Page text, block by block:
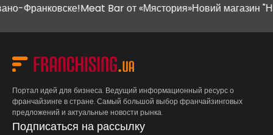
Meat Bar от «Мястория»Новий магазин "Наш
Портал идей для бизнеса. Ведущий информационный ресурс о
франчайзинге в стране. Самый большой выбор франчайзинговых
предложений и актуальные новости рынка.
Подписаться на рассылку